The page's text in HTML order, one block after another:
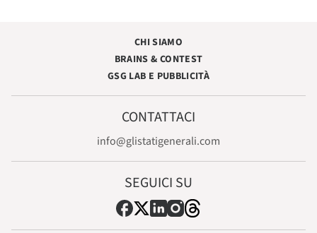
CHI SIAMO
BRAINS & CONTEST
GSG LAB E PUBBLICITÀ
CONTATTACI
info@glistatigenerali.com
SEGUICI SU